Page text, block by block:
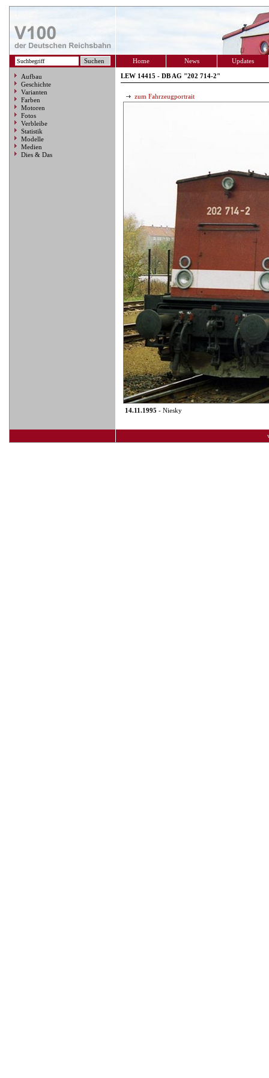
Home News Updates
Aufbau
Geschichte
Varianten
Farben
Motoren
Fotos
Verbleibe
Statistik
Modelle
Medien
Dies & Das
LEW 14415 - DB AG "202 714-2"
zum Fahrzeugportrait
14.11.1995 - Niesky